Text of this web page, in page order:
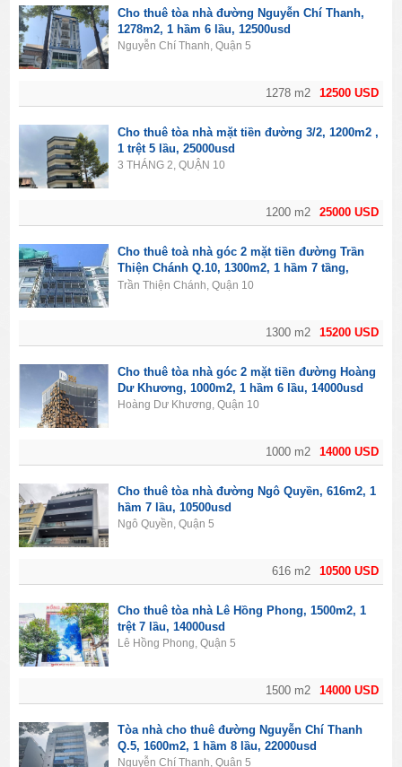
12500 USD
1278 m2
Cho thuê tòa nhà đường Nguyễn Chí Thanh,
1278m2, 1 hầm 6 lầu, 12500usd
Nguyễn Chí Thanh, Quận 5
25000 USD
1200 m2
Cho thuê tòa nhà mặt tiền đường 3/2, 1200m2 ,
1 trệt 5 lầu, 25000usd
3 THÁNG 2, QUẬN 10
15200 USD
1300 m2
Cho thuê toà nhà góc 2 mặt tiền đường Trần
Thiện Chánh Q.10, 1300m2, 1 hầm 7 tầng,
15200usd
Trần Thiện Chánh, Quận 10
14000 USD
1000 m2
Cho thuê tòa nhà góc 2 mặt tiền đường Hoàng
Dư Khương, 1000m2, 1 hầm 6 lầu, 14000usd
Hoàng Dư Khương, Quận 10
10500 USD
616 m2
Cho thuê tòa nhà đường Ngô Quyền, 616m2, 1
hầm 7 lầu, 10500usd
Ngô Quyền, Quận 5
14000 USD
1500 m2
Cho thuê tòa nhà Lê Hồng Phong, 1500m2, 1
trệt 7 lầu, 14000usd
Lê Hồng Phong, Quận 5
Tòa nhà cho thuê đường Nguyễn Chí Thanh
Q.5, 1600m2, 1 hầm 8 lầu, 22000usd
Nguyễn Chí Thanh, Quận 5